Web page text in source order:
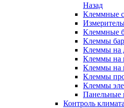
Назад
Клеммные
Клеммные
Клеммы
Клеммы на
Клеммы на
Клеммы на
Клеммы
Клеммы
Панельные
Контроль климата